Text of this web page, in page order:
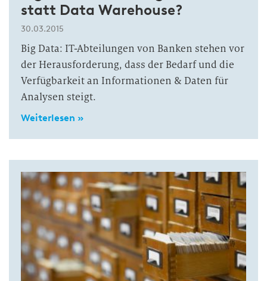
statt Data Warehouse?
30.03.2015
Big Data: IT-Abteilungen von Banken stehen vor
der Herausforderung, dass der Bedarf und die
Verfügbarkeit an Informationen & Daten für
Analysen steigt.
Weiterlesen »